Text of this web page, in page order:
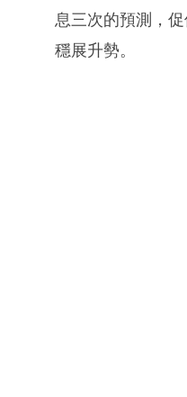
息三次的預測，
穩展升勢。